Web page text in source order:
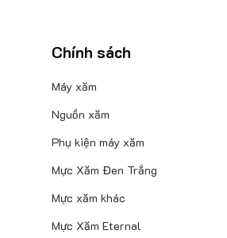
Chính sách
Máy xăm
Nguồn xăm
Phụ kiện máy xăm
Mực Xăm Đen Trắng
Mực xăm khác
Mực Xăm Eternal